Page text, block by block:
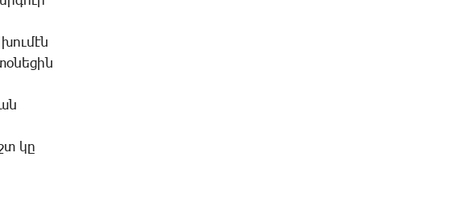
կը